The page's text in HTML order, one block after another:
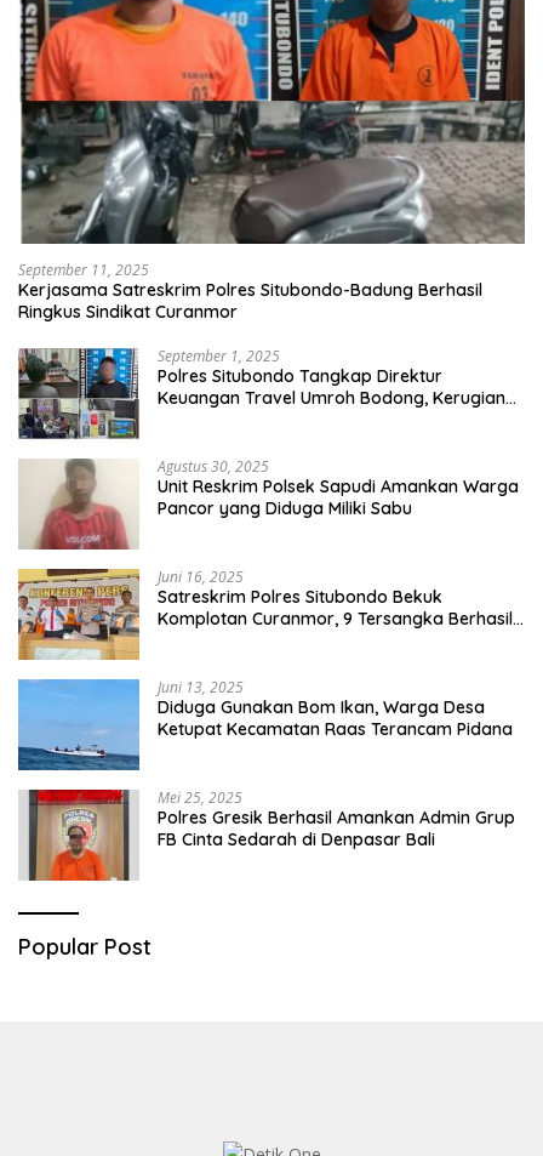
September 11, 2025
Kerjasama Satreskrim Polres Situbondo-Badung Berhasil
Ringkus Sindikat Curanmor
September 1, 2025
Polres Situbondo Tangkap Direktur
Keuangan Travel Umroh Bodong, Kerugian
Agustus 30, 2025
Unit Reskrim Polsek Sapudi Amankan Warga
Pancor yang Diduga Miliki Sabu
Juni 16, 2025
Satreskrim Polres Situbondo Bekuk
Komplotan Curanmor, 9 Tersangka Berhasil
Juni 13, 2025
Diduga Gunakan Bom Ikan, Warga Desa
Ketupat Kecamatan Raas Terancam Pidana
Mei 25, 2025
Polres Gresik Berhasil Amankan Admin Grup
FB Cinta Sedarah di Denpasar Bali
Popular Post